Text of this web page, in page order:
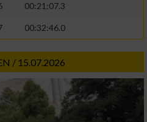
00:21:07.3
00:32:46.0
/ 15.07.2026